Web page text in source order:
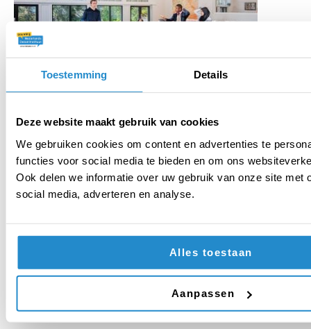
Toestemming Details
Deze website maakt gebruik van cookies
We gebruiken cookies om content en advertenties te
functies voor social media te bieden en om ons
Ook delen we informatie over uw gebruik van onze site met
social media, adverteren en analyse.
Alles toestaan
Aanpassen
DOE MEE!
Start nu met debat
Ben je al begonnen met debatteren in de klas?
Wij geven drie tips om nu te starten met
TERUG NAAR HET OVERZICHT
TAGS: